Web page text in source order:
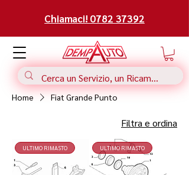
Chiamaci! 0782 37392
Home Fiat Grande Punto
Filtra e ordina
ULTIMO RIMASTO ULTIMO RIMASTO